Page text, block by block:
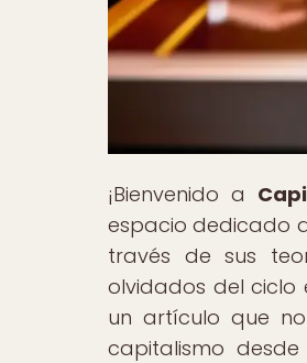
¡Bienvenido a
espacio dedicado
través de sus
olvidados del ciclo
un artículo que
capitalismo